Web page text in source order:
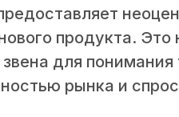
продукта.
для понимания
рынка и